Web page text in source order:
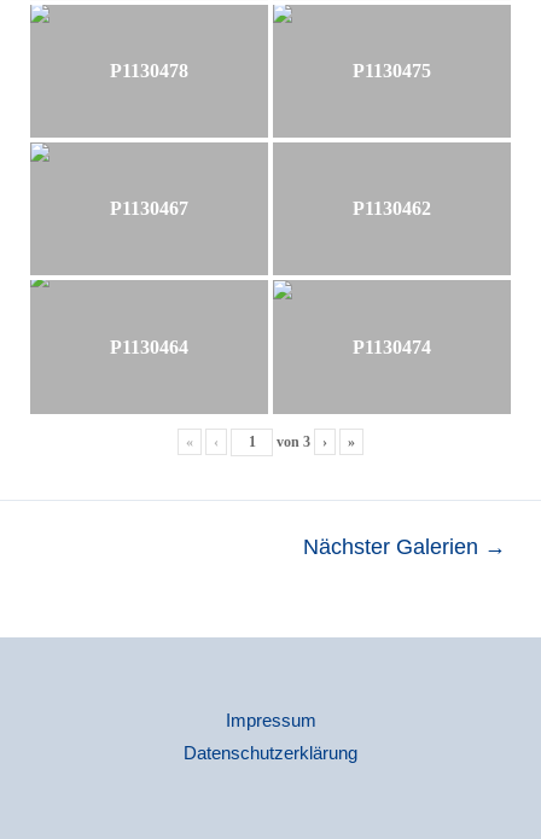
P1130478 P1130475
P1130467 P1130462
P1130464 P1130474
« ‹ von 3 › »
Nächster Galerien →
Impressum
Datenschutzerklärung